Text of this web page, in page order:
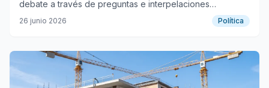
debate a través de preguntas e interpelaciones
presentadas por diversos grupos parlamentarios.
26 junio 2026 Política